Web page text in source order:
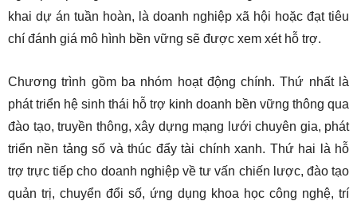
khai dự án tuần hoàn, là doanh nghiệp xã hội hoặc đạt tiêu
chí đánh giá mô hình bền vững sẽ được xem xét hỗ trợ.
Chương trình gồm ba nhóm hoạt động chính. Thứ nhất là
phát triển hệ sinh thái hỗ trợ kinh doanh bền vững thông qua
đào tạo, truyền thông, xây dựng mạng lưới chuyên gia, phát
triển nền tảng số và thúc đẩy tài chính xanh. Thứ hai là hỗ
trợ trực tiếp cho doanh nghiệp về tư vấn chiến lược, đào tạo
quản trị, chuyển đổi số, ứng dụng khoa học công nghệ, trí